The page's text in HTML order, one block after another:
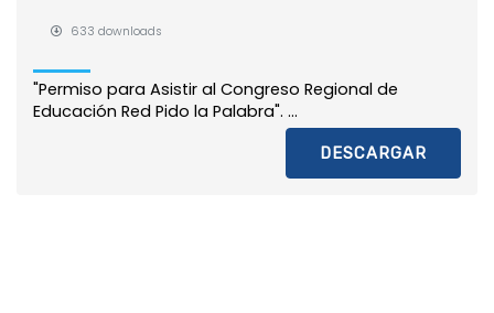
633 downloads
"Permiso para Asistir al Congreso Regional de
Educación Red Pido la Palabra". ...
DESCARGAR